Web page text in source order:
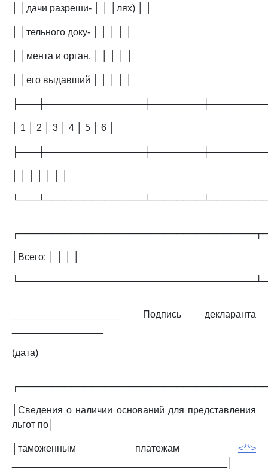
│ │дачи разреши- │ │ │лях) │ │
│ │тельного доку- │ │ │ │ │
│ │мента и орган, │ │ │ │ │
│ │его выдавший │ │ │ │ │
│ 1 │ 2 │ 3 │ 4 │ 5 │ 6 │
│Всего: │ │ │ │
____________________ Подпись декларанта
(дата)
│Сведения о наличии оснований для представления
льгот по│
│таможенным платежам <**>